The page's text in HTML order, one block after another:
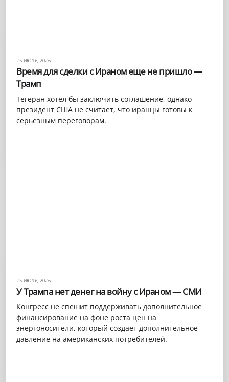
25 ИЮЛЯ, 2026
Время для сделки с Ираном еще не пришло —
Трамп
Тегеран хотел бы заключить соглашение, однако
президент США не считает, что иранцы готовы к
серьезным переговорам.
25 ИЮЛЯ, 2026
У Трампа нет денег на войну с Ираном — СМИ
Конгресс не спешит поддерживать дополнительное
финансирование на фоне роста цен на
энергоносители, который создает дополнительное
давление на американских потребителей.